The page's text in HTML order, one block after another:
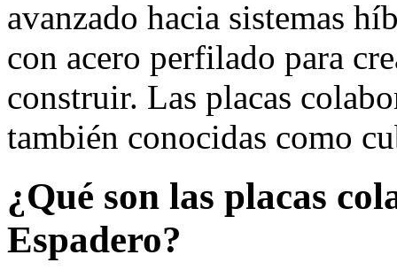
avanzado hacia sistemas
con acero perfilado para
construir. Las placas
también conocidas como
¿Qué son las placas
Espadero?